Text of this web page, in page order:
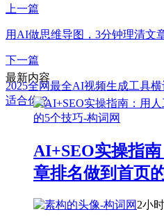
上一篇
用AI做思维导图，3分钟理清文
下一篇
2025全网最全AI视频生成工具
适合你？
最新内容
AI+SEO实操指
章排名做到首页
2小